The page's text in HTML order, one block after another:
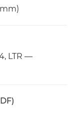
LTR —